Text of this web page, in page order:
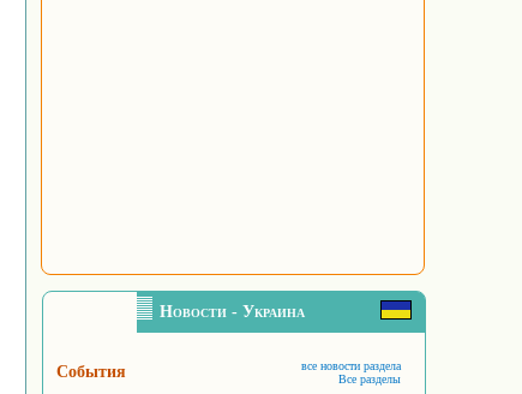
Новости - Украина
События
все новости раздела
Все разделы